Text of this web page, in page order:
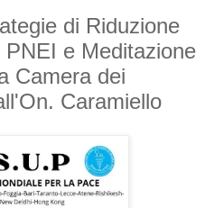
di Riduzione
e Meditazione
Camera dei
Caramiello